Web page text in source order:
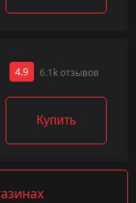
4.9 6.1k отзывов
Купить